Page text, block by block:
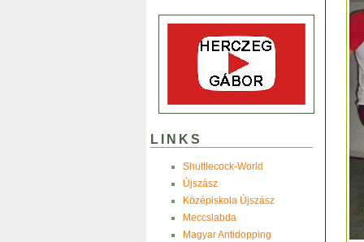
LINKS
Shuttlecock-World
Újszász
Középiskola Újszász
Meccslabda
Magyar Antidopping